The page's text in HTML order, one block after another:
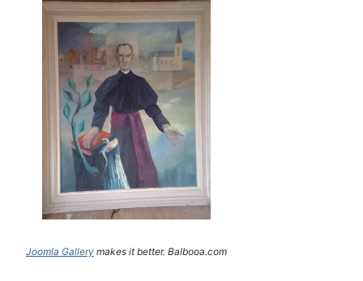
Joomla Gallery makes it better. Balbooa.com